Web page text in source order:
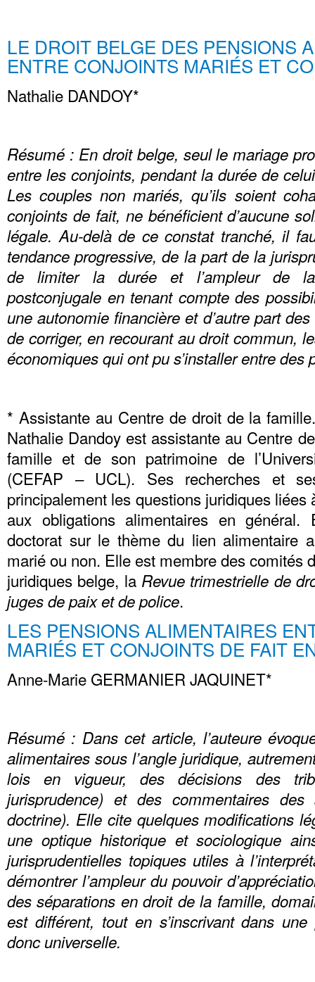
LE DROIT BELGE DES PENSIONS
ENTRE CONJOINTS MARIÉS ET
Nathalie DANDOY*
Résumé : En droit belge, seul le mariage
entre les conjoints, pendant la durée de
Les couples non mariés, qu’ils soient
conjoints de fait, ne bénéficient d’aucune
légale. Au-delà de ce constat tranché, il
tendance progressive, de la part de la
de limiter la durée et l’ampleur de
postconjugale en tenant compte des
une autonomie financière et d’autre part
de corriger, en recourant au droit commun,
économiques qui ont pu s’installer entre des
* Assistante au Centre de droit de la
Nathalie Dandoy est assistante au Centre
famille et de son patrimoine de
(CEFAP – UCL). Ses recherches et
principalement les questions juridiques
aux obligations alimentaires en
doctorat sur le thème du lien alimentaire
marié ou non. Elle est membre des comités
juridiques belge, la Revue trimestrielle de
juges de paix et de police.
LES PENSIONS ALIMENTAIRES
MARIÉS ET CONJOINTS DE FAIT
Anne-Marie GERMANIER JAQUINET*
Résumé : Dans cet article, l’auteure
alimentaires sous l’angle juridique,
lois en vigueur, des décisions des
jurisprudence) et des commentaires des
doctrine). Elle cite quelques modifications
une optique historique et sociologique
jurisprudentielles topiques utiles à
démontrer l’ampleur du pouvoir
des séparations en droit de la famille,
est différent, tout en s’inscrivant dans
donc universelle.